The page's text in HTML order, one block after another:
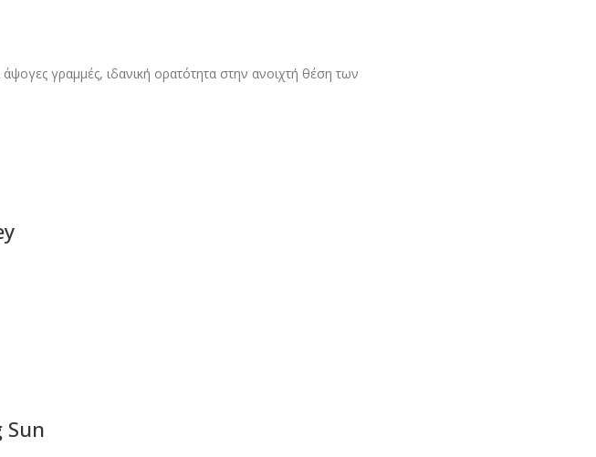
γραμμές, ιδανική ορατότητα στην ανοιχτή θέση των
Sun